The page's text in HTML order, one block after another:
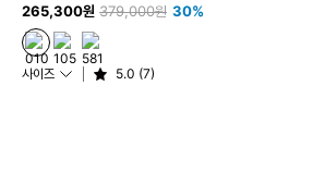
265,300원 379,000원 30%
사이즈 5.0 (7)